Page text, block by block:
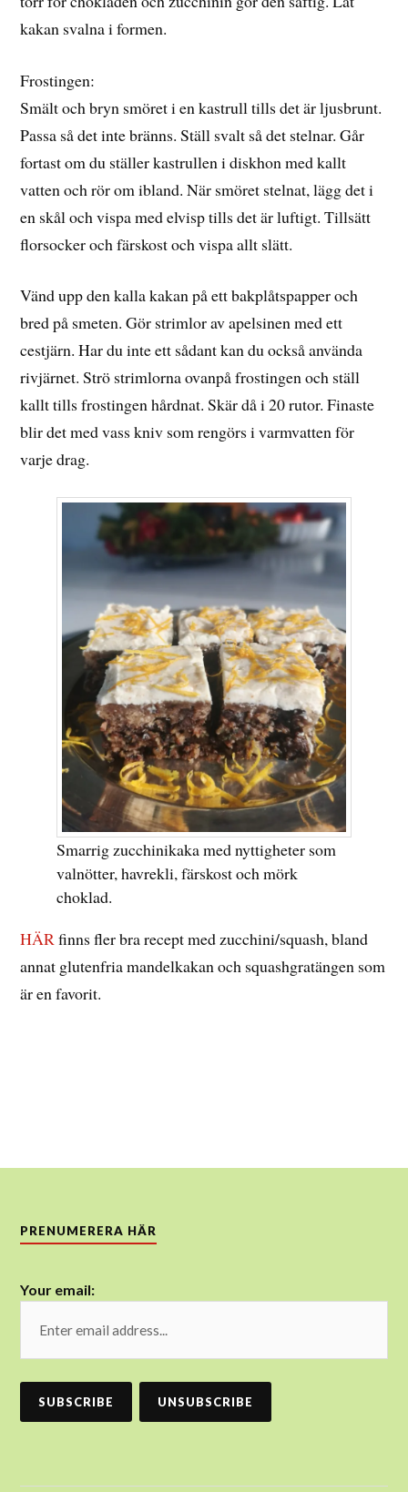
kakan svalna i formen.
Frostingen:
Smält och bryn smöret i en kastrull tills det är ljusbrunt.
Passa så det inte bränns. Ställ svalt så det stelnar. Går
fortast om du ställer kastrullen i diskhon med kallt
vatten och rör om ibland. När smöret stelnat, lägg det i
en skål och vispa med elvisp tills det är luftigt. Tillsätt
florsocker och färskost och vispa allt slätt.
Vänd upp den kalla kakan på ett bakplåtspapper och
bred på smeten. Gör strimlor av apelsinen med ett
cestjärn. Har du inte ett sådant kan du också använda
rivjärnet. Strö strimlorna ovanpå frostingen och ställ
kallt tills frostingen hårdnat. Skär då i 20 rutor. Finaste
blir det med vass kniv som rengörs i varmvatten för
varje drag.
Smarrig zucchinikaka med nyttigheter som
valnötter, havrekli, färskost och mörk
choklad.
HÄR finns fler bra recept med zucchini/squash, bland
annat glutenfria mandelkakan och squashgratängen som
är en favorit.
PRENUMERERA HÄR
Your email: